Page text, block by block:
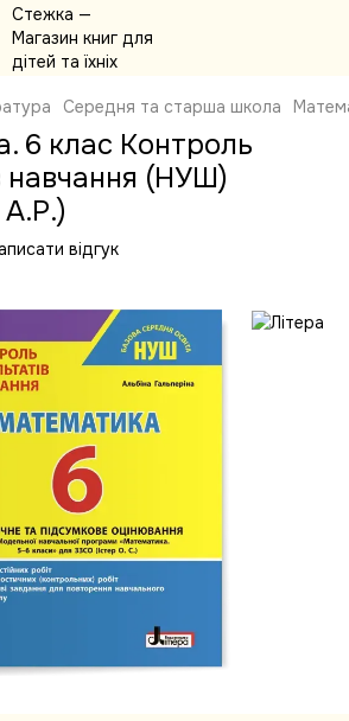
Середня та старша школа
6 клас Контроль
навчання (НУШ)
А.Р.)
відгук